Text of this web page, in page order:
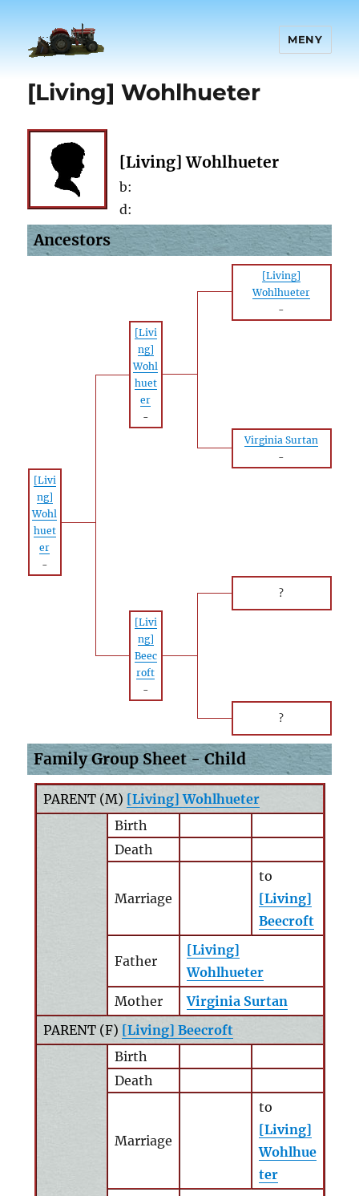
MENY
[Living] Wohlhueter
[Living] Wohlhueter
b:
d:
Ancestors
[Living]
Wohlhueter
-
[Livi
ng]
Wohl
huet
er
-
Virginia Surtan
-
[Livi
ng]
Wohl
huet
er
-
?
[Livi
ng]
Beec
roft
-
?
Family Group Sheet - Child
PARENT (M) [Living] Wohlhueter
Birth
Death
Marriage
to
[Living]
Beecroft
Father
[Living]
Wohlhueter
Mother
Virginia Surtan
PARENT (F) [Living] Beecroft
Birth
Death
Marriage
to
[Living]
Wohlhue
ter